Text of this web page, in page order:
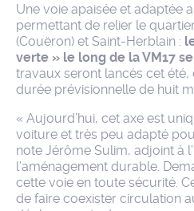
Une voie apaisée et adaptée
permettant de relier le
(Couëron) et Saint-Herblain :
verte » le long de la VM17
travaux seront lancés cet
durée prévisionnelle de huit
« Aujourd’hui, cet axe est
voiture et très peu adapté
note Jérôme Sulim, adjoint à
l’aménagement durable.
cette voie en toute sécurité.
de faire coexister circulation